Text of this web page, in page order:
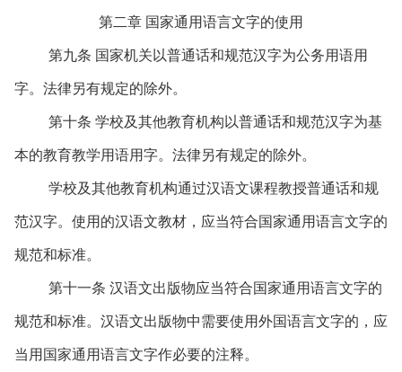
第二章 国家通用语言文字的使用
第九条 国家机关以普通话和规范汉字为公务用语用
字。法律另有规定的除外。
第十条 学校及其他教育机构以普通话和规范汉字为基
本的教育教学用语用字。法律另有规定的除外。
学校及其他教育机构通过汉语文课程教授普通话和规
范汉字。使用的汉语文教材，应当符合国家通用语言文字的
规范和标准。
第十一条 汉语文出版物应当符合国家通用语言文字的
规范和标准。汉语文出版物中需要使用外国语言文字的，应
当用国家通用语言文字作必要的注释。